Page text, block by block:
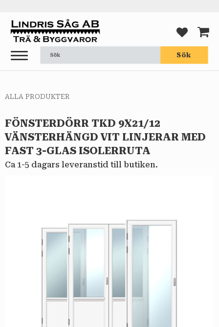
Meny
Sök
ALLA PRODUKTER
FÖNSTERDÖRR TKD 9X21/12
VÄNSTERHÄNGD VIT LINJERAR MED
FAST 3-GLAS ISOLERRUTA
Ca 1-5 dagars leveranstid till butiken.